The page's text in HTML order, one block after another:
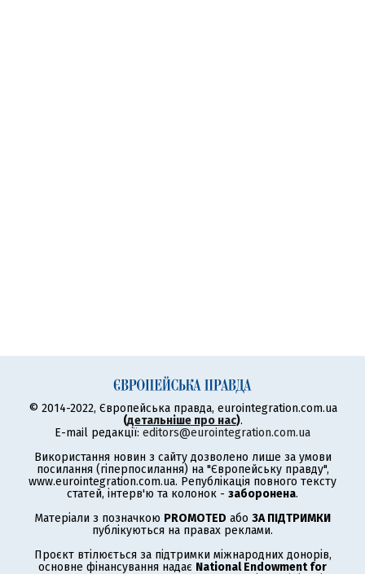
© 2014-2022, Європейська правда, eurointegration.com.ua
(детальніше про нас).
E-mail редакції: editors@eurointegration.com.ua
Використання новин з сайту дозволено лише за умови
посилання (гіперпосилання) на "Європейську правду",
www.eurointegration.com.ua. Републікація повного тексту
статей, інтерв'ю та колонок - заборонена.
Матеріали з позначкою PROMOTED або ЗА ПІДТРИМКИ
публікуються на правах реклами.
Проєкт втілюється за підтримки міжнародних донорів,
основне фінансування надає National Endowment for